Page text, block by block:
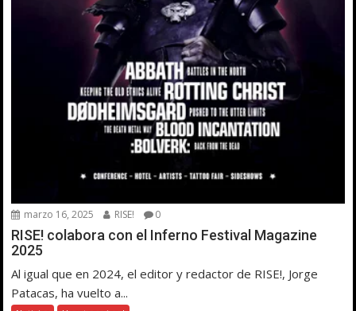
marzo 16, 2025 RISE! 0
RISE! colabora con el Inferno Festival Magazine
2025
Al igual que en 2024, el editor y redactor de RISE!, Jorge
Patacas, ha vuelto a...